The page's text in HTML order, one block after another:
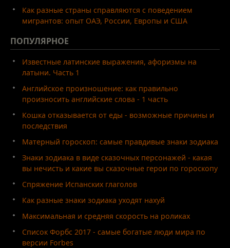
Как разные страны справляются с поведением
мигрантов: опыт ОАЭ, России, Европы и США
ПОПУЛЯРНОЕ
Известные латинские выражения, афоризмы на
латыни. Часть 1
Английское произношение: как правильно
произносить английские слова - 1 часть
Кошка отказывается от еды - возможные причины и
последствия
Матерный гороскоп: самые правдивые знаки зодиака
Знаки зодиака в виде сказочных персонажей - какая
вы нечисть и какие вы сказочные герои по гороскопу
Спряжение Испанских глаголов
Как разные знаки зодиака уходят нахуй
Максимальная и средняя скорость на роликах
Список Форбс 2017 - самые богатые люди мира по
версии Forbes